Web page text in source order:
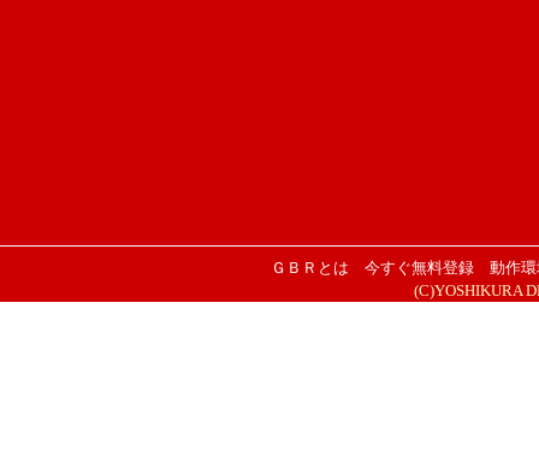
ＧＢＲとは 今すぐ無料登録
動作
(C)YOSHIKURA